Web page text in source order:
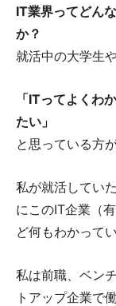
IT業界ってどん
か？
就活中の大学生
「ITってよくわ
たい」
と思っている方
私が就活してい
にこのIT企業（
ど何もわかって
私は前職、ベン
トアップ企業で